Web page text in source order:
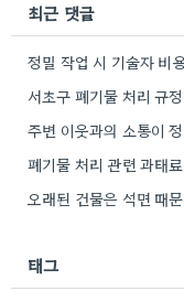
최근 댓글
태그